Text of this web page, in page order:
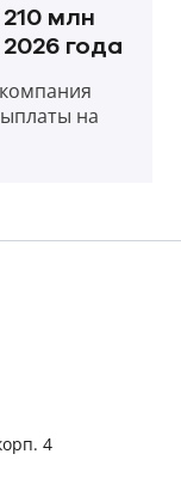
млн
года
на
4